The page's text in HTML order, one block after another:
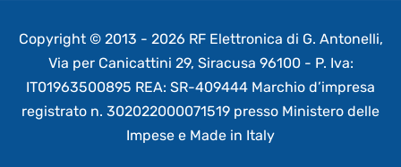
Copyright © 2013 - 2026 RF Elettronica di G. Antonelli,
Via per Canicattini 29, Siracusa 96100 - P. Iva:
IT01963500895 REA: SR-409444 Marchio d’impresa
registrato n. 302022000071519 presso Ministero delle
Impese e Made in Italy